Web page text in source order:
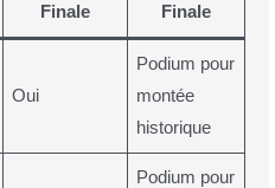
Finale
Finale
Oui
Podium pour
montée
historique
Podium pour